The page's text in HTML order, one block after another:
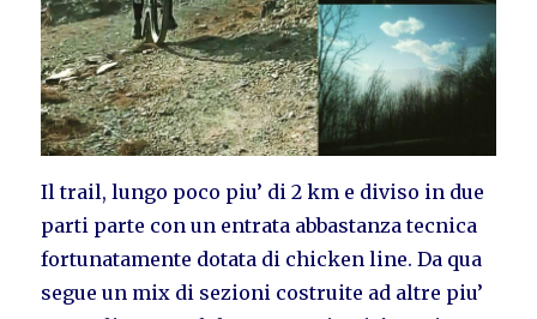
Il trail, lungo poco piu’ di 2 km e diviso in due
parti parte con un entrata abbastanza tecnica
fortunatamente dotata di chicken line. Da qua
segue un mix di sezioni costruite ad altre piu’